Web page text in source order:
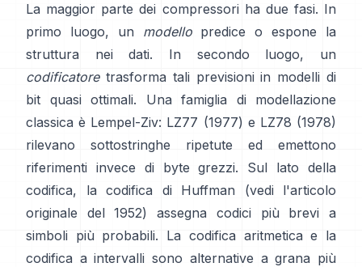
La maggior parte dei compressori ha due fasi. In
primo luogo, un modellopredice o espone la
struttura nei dati. In secondo luogo, un
codificatoretrasforma tali previsioni in modelli di
bit quasi ottimali. Una famiglia di modellazione
classica è Lempel-Ziv: LZ77 (1977) e LZ78 (1978)
rilevano sottostringhe ripetute ed emettono
riferimenti invece di byte grezzi. Sul lato della
codifica, la codifica di Huffman
(vedi l'articolo
originale del 1952) assegna codici più brevi a
simboli più probabili. La codifica aritmetica e la
codifica a intervalli sono alternative a grana più